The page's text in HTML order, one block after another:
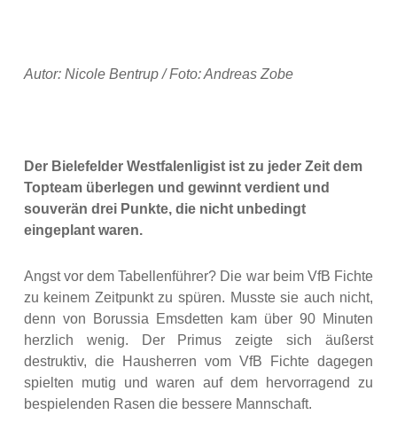
Autor: Nicole Bentrup / Foto: Andreas Zobe
Der Bielefelder Westfalenligist ist zu jeder Zeit dem
Topteam überlegen und gewinnt verdient und
souverän drei Punkte, die nicht unbedingt
eingeplant waren.
Angst vor dem Tabellenführer? Die war beim VfB Fichte
zu keinem Zeitpunkt zu spüren. Musste sie auch nicht,
denn von Borussia Emsdetten kam über 90 Minuten
herzlich wenig. Der Primus zeigte sich äußerst
destruktiv, die Hausherren vom VfB Fichte dagegen
spielten mutig und waren auf dem hervorragend zu
bespielenden Rasen die bessere Mannschaft.